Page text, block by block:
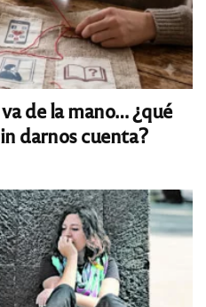
de la mano… ¿qué
darnos cuenta?